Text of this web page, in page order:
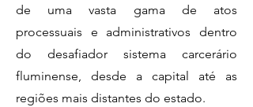
de uma vasta gama de atos
processuais e administrativos dentro
do desafiador sistema carcerário
fluminense, desde a capital até as
regiões mais distantes do estado.